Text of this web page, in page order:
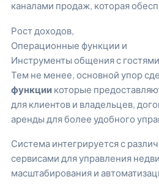
каналами продаж, которая
Рост доходов,
Операционные функции и
Инструменты общения с
Тем не менее, основной упор
функции которые
для клиентов и владельцев,
аренды для более удобного
Система интегрируется с
сервисами для управления
масштабирования и